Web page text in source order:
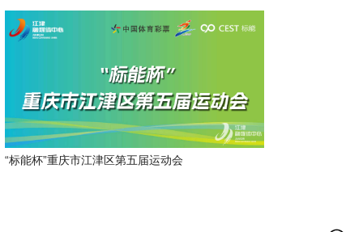
“标能杯”重庆市江津区第五届运动会